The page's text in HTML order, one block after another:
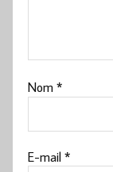
Nom*
E-mail*